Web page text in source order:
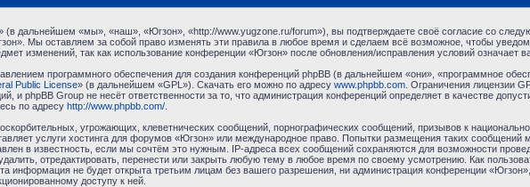
дальнейшем «мы», «наш», «Югзон», «http://www.yugzone.ru/forum»), вы подтверждаете своё согласие со
Мы оставляем за собой право изменять эти правила в любое время и сделаем всё возможное, чтобы
изменений, так как использование конференции «Югзон» после обновления/исправления условий означает
программного обеспечения для создания конференций phpBB (в дальнейшем «они», «программное
Public License» (в дальнейшем «GPL»). Скачать его можно по адресу www.phpbb.com. Ограничения лицензии
и phpBB Group не несёт ответственности за то, что администрация конференций определяет в качестве
по адресу http://www.phpbb.com/.
угрожающих, клеветнических сообщений, порнографических сообщений, призывов к
услуги хостинга для форумов «Югзон» или международное право. Попытки размещения таких
в известность, если мы сочтём это нужным. IP-адреса всех сообщений сохраняются для возможности
отредактировать, перенести или закрыть любую тему в любое время по своему усмотрению. Как
информация не будет открыта третьим лицам без вашего разрешения, ни администрация конференции
доступу к ней.